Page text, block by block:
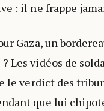
: il ne frappe
Gaza, un
Les vidéos de
le verdict des
que lui